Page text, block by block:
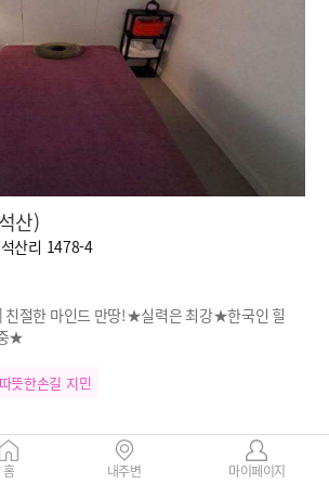
산)
산리 1478-4
친절한 마인드 만땅!★실력은 최강★한국인 힐
★
따뜻한손길 지민
홈 내주변 마이페이지